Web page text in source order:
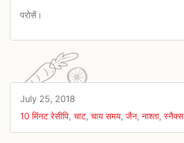
परोसें।
July 25, 2018
10 मिंनट रेसीपि,चाट,चाय समय,जैन,नाश्ता,स्नैक्स